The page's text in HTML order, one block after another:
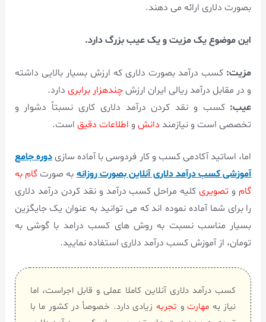
بصورت دلاری ارائه می دهند.
این موضوع یک مزیت و یک عیب بزرگ دارد.
مزیت: کسب درآمد بصورت دلاری که ارزش بسیار بالایی داشته
و در مقابل درآمد ریالی ایران ارزش چندهزار برابریدارد.
عیب: کسب و نقد کردن درآمد دلاری کاری نسبتاً دشوار و
تخصصی است و نیازمند دانشو اطلاعات دقیقاست.
اما، اساتید آکادمی کسب و کار فردوسی با آماده سازیدوره جامع
آموزشی کسب درآمد دلاری آنلاین بصورت روزانهبه صورتگام به
گامو تصویریکلیه مراحل کسب درآمد و نقد کردن درآمد دلاری
را برای شما آماده نموده اند که می توانید به عنوان یک جایگزین
بسیار مناسب نسبت به روش های کسب درامد با گوشی به
تومان، از آموزش کسب درآمد دلاری استفاده نمایید.
کسب درآمد دلاری آنلاین کاملا عملی و قابل اجراست، اما
نیاز به مهارتو تجربه زیادی دارد. خصوصاً در کشور ما با